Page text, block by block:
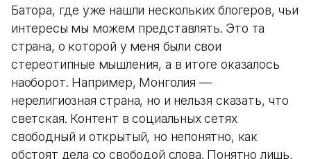
Батора, где уже нашли нескольких блогеров, чьи
интересы мы можем представлять. Это та
страна, о которой у меня были свои
стереотипные мышления, а в итоге оказалось
наоборот. Например, Монголия —
нерелигиозная страна, но и нельзя сказать, что
светская. Контент в социальных сетях
свободный и открытый, но непонятно, как
обстоят дела со свободой слова. Понятно лишь,